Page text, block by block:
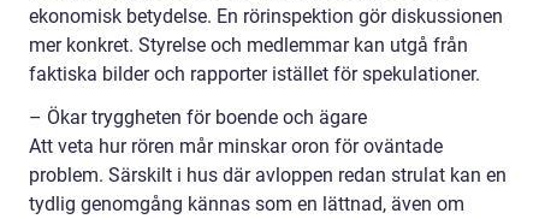
ekonomisk betydelse. En rörinspektion gör diskussionen
mer konkret. Styrelse och medlemmar kan utgå från
faktiska bilder och rapporter istället för spekulationer.
– Ökar tryggheten för boende och ägare
Att veta hur rören mår minskar oron för oväntade
problem. Särskilt i hus där avloppen redan strulat kan en
tydlig genomgång kännas som en lättnad, även om